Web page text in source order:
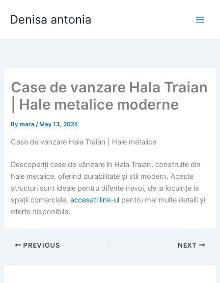
Denisa antonia
Case de vanzare Hala Traian
| Hale metalice moderne
Bymara/ May 13, 2024
Case de vanzare Hala Traian | Hale metalice
Descoperiți case de vânzare în Hala Traian, construite din
hale metalice, oferind durabilitate și stil modern. Aceste
structuri sunt ideale pentru diferite nevoi, de la locuințe la
spații comerciale.accesati link-ul pentru mai multe detalii și
oferte disponibile.
PREVIOUS NEXT